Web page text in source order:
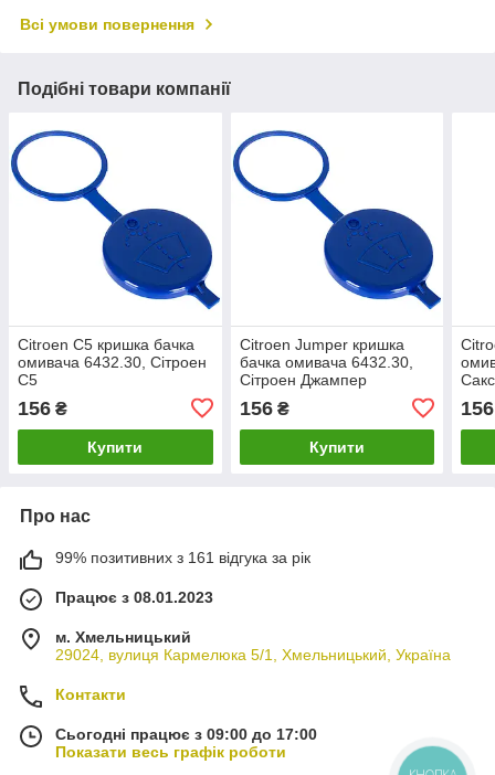
Всі умови повернення
Подібні товари компанії
Citroen C5 кришка бачка
омивача 6432.30, Сітроен
С5
156 ₴
Купити
Citroen Jumper кришка
бачка омивача 6432.30,
Сітроен Джампер
156₴
Купити
156
Про нас
99% позитивних з 161 відгука за рік
Працює з 08.01.2023
м. Хмельницький
29024, вулиця Кармелюка 5/1, Хмельницький, Україна
Контакти
Сьогодні працює з 09:00 до 17:00
Показати весь графік роботи